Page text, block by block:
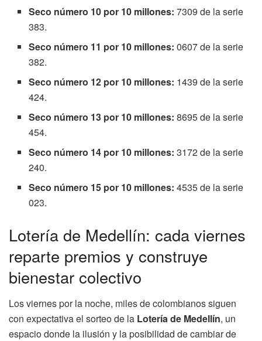
Seco número 10 por 10 millones:7309 de la serie
383.
Seco número 11 por 10 millones:0607 de la serie
382.
Seco número 12 por 10 millones: 1439 de la serie
424.
Seco número 13 por 10 millones:8695 de la serie
454.
Seco número 14 por 10 millones:3172 de la serie
240.
Seco número 15 por 10 millones:4535 de la serie
023.
Lotería de Medellín: cada viernes
reparte premios y construye
bienestar colectivo
Los viernes por la noche, miles de colombianos siguen
con expectativa el sorteo de la Lotería de Medellín, un
espacio donde la ilusión y la posibilidad de cambiar de